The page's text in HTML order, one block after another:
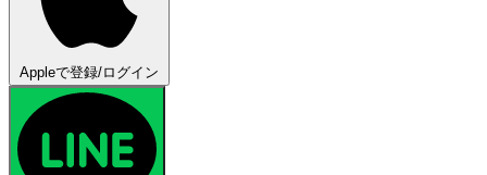
Appleで登録/ログイン